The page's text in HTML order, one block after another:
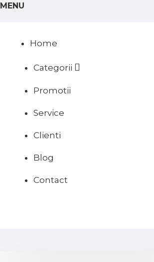
MENU
Home
Categorii
Promotii
Service
Clienti
Blog
Contact